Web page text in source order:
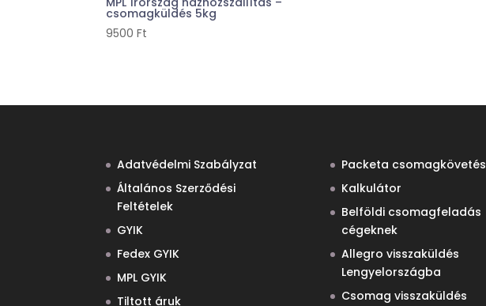
csomagküldés 5kg
9500Ft
Adatvédelmi Szabályzat
Általános Szerződési
Feltételek
GYIK
Fedex GYIK
MPL GYIK
Tiltott áruk
Packeta csomagkövetés
Kalkulátor
Belföldi csomagfeladás
cégeknek
Allegro visszaküldés
Lengyelországba
Csomag visszaküldés